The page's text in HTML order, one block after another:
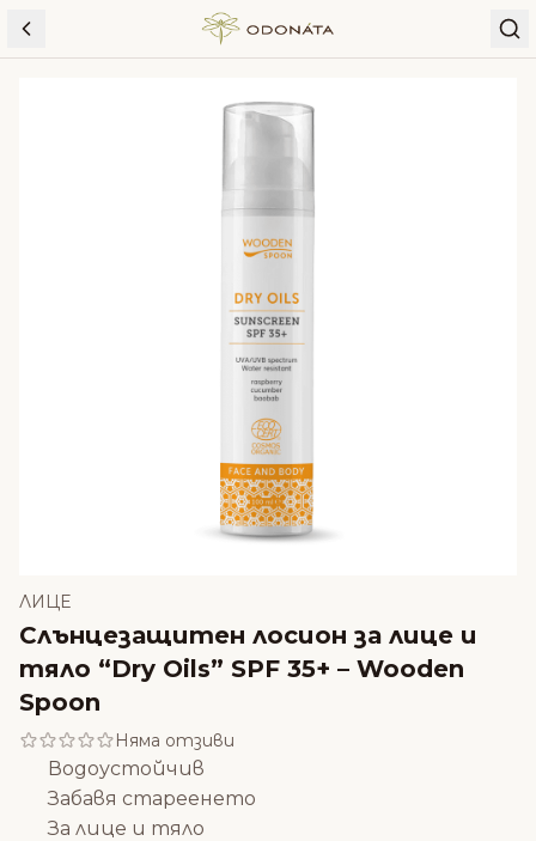
Skip to content
ЛИЦЕ
Слънцезащитен лосион за лице и
тяло “Dry Oils” SPF 35+ – Wooden
Spoon
Няма отзиви
Водоустойчив
Забавя стареенето
За лице и тяло